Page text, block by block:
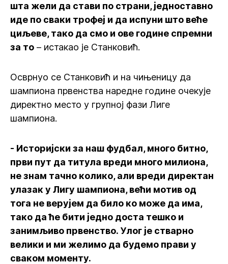
шта жели да стави по страни, једноставно
иде по сваки трофеј и да испуни што веће
циљеве, тако да смо и ове године спремни
за то – истакао је Станковић.
Осврнуо се Станковић и на чињеницу да
шампиона првенства наредне године очекује
директно место у групној фази Лиге
шампиона.
- Историјски за наш фудбал, много битно,
први пут да титула вреди много милиона,
не знам тачно колико, али вреди директан
улазак у Лигу шампиона, већи мотив од
тога не верујем да било ко може да има,
тако да ће бити једно доста тешко и
занимљиво првенство. Улог је стварно
велики и ми желимо да будемо прави у
сваком моменту.